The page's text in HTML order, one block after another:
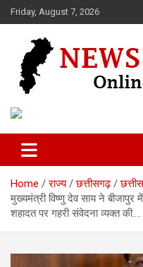
Skip
to
Friday, August 7, 2026
News 36
Home राज्य छत्तीसगढ़
मुख्यमंत्री विष्णु देव साय ने बीजापुर
शहादत पर गहरी संवेदना व्यक्त की….